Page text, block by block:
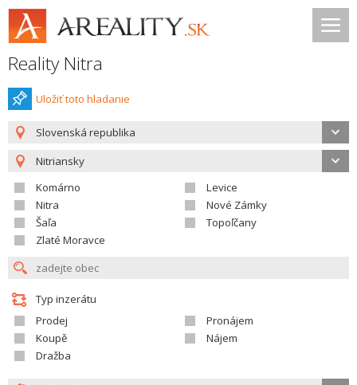
Reality Nitra
Uložiť toto hladanie
Slovenská republika
Nitriansky
Komárno
Levice
Nitra
Nové Zámky
Šaľa
Topoľčany
Zlaté Moravce
Typ inzerátu
Prodej
Pronájem
Koupě
Nájem
Dražba